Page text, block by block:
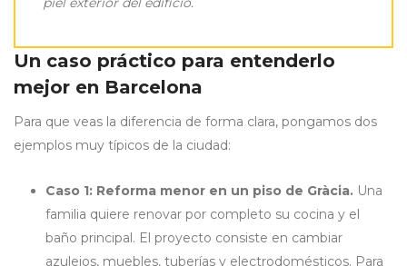
Un caso práctico para entenderlo
mejor en Barcelona
Para que veas la diferencia de forma clara, pongamos dos
ejemplos muy típicos de la ciudad:
Caso 1: Reforma menor en un piso de Gràcia. Una
familia quiere renovar por completo su cocina y el
baño principal. El proyecto consiste en cambiar
azulejos, muebles, tuberías y electrodomésticos. Para